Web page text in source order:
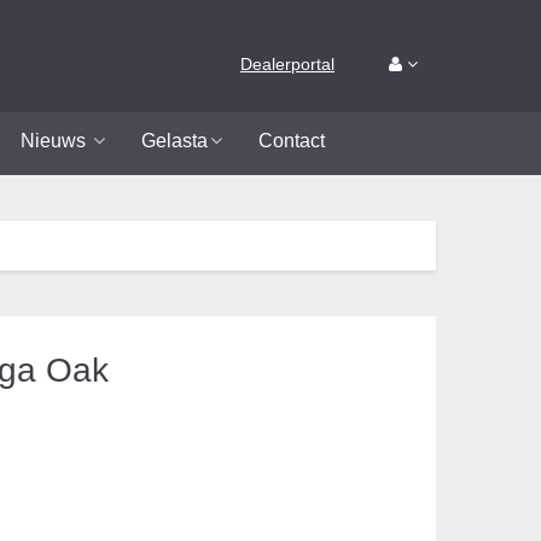
Dealerportal
Nieuws Gelasta Contact
Oak